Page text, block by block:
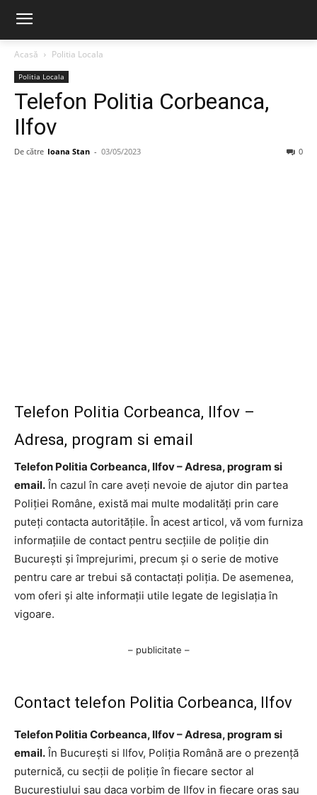
Acasă Politia Locala
Politia Locala
Telefon Politia Corbeanca,
Ilfov
De către Ioana Stan - 03/05/2023 0
Telefon Politia Corbeanca, Ilfov –
Adresa, program si email
Telefon Politia Corbeanca, Ilfov – Adresa, program si
email. În cazul în care aveți nevoie de ajutor din partea
Poliției Române, există mai multe modalități prin care
puteți contacta autoritățile. În acest articol, vă vom furniza
informațiile de contact pentru secțiile de poliție din
București și împrejurimi, precum și o serie de motive
pentru care ar trebui să contactați poliția. De asemenea,
vom oferi și alte informații utile legate de legislația în
vigoare.
– publicitate –
Contact telefon Politia Corbeanca, Ilfov
Telefon Politia Corbeanca, Ilfov – Adresa, program si
email. În București si Ilfov, Poliția Română are o prezență
puternică, cu secții de poliție în fiecare sector al
Bucurestiului sau daca vorbim de Ilfov in fiecare oras sau